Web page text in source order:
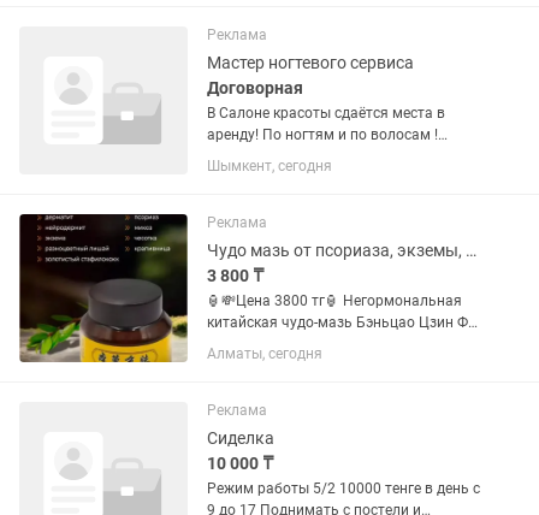
организмом, а также
дополнительные...
Реклама
Мастер ногтевого сервиса
Договорная
В Салоне красоты сдаётся места в
аренду! По ногтям и по волосам !
Салон находится в центре города,
дружный коллектив ! Аренда 40,000
Шымкент, сегодня
Реклама
Чудо мазь от псориаза, экземы, крапивницы, чесотки, прыщей и пр
3 800 ₸
🏮💸Цена 3800 тг🏮 Негормональная
китайская чудо-мазь Бэньцао Цзин Фу
создана из природных компонентов.
Обладает местным
также является природным
антисептическим и...
Алматы, сегодня
Реклама
Сиделка
10 000 ₸
Режим работы 5/2 10000 тенге в день с
9 до 17 Поднимать с постели и